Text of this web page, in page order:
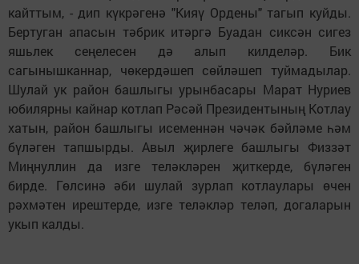
кайттым, - дип күкрәгенә "Кияү Ордены" тагып куйды.
Бертуган апасын тәбрик итәргә Буадан сиксән сигез
яшьлек сеңелесен дә алып килделәр. Бик
сагынышканнар, чөкердәшеп сөйләшеп туймадылар.
Шулай ук район башлыгы урынбасары Марат Нуриев
юбилярны кайнар котлап Рәсәй Президентының Котлау
хатын, район башлыгы исеменнән чәчәк бәйләме һәм
бүләген тапшырды. Авыл җирлеге башлыгы Физзәт
Миңнуллин да изге теләкләрен җиткерде, бүләген
бирде. Гөлсинә әби шулай зурлап котлаулары өчен
рәхмәтен ирештерде, изге теләкләр теләп, догаларын
укып калды.